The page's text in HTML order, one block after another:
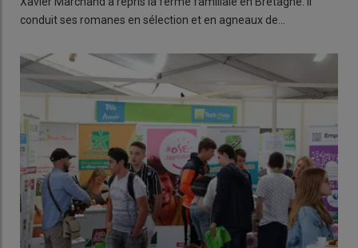
conduit ses romanes en sélection et en agneaux de…